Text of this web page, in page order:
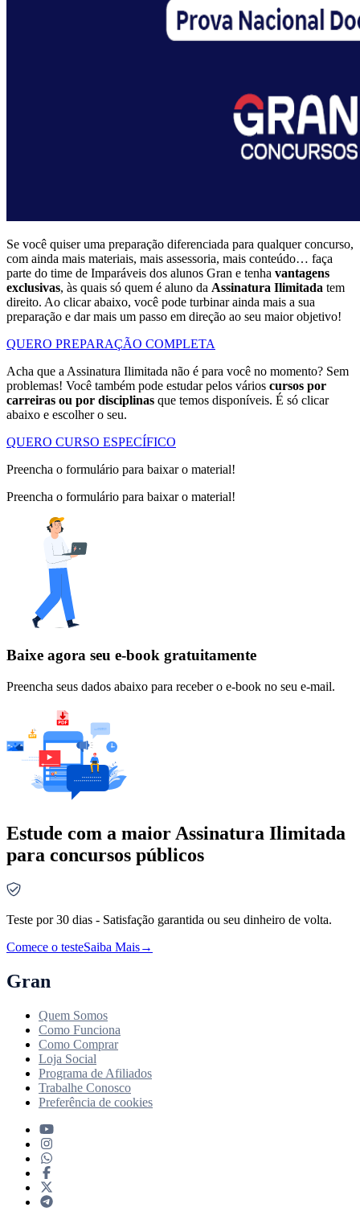
Se você quiser uma preparação diferenciada para qualquer concurso,
com ainda mais materiais, mais assessoria, mais conteúdo… faça
parte do time de Imparáveis dos alunos Gran e tenha vantagens
exclusivas, às quais só quem é aluno da Assinatura Ilimitada tem
direito. Ao clicar abaixo, você pode turbinar ainda mais a sua
preparação e dar mais um passo em direção ao seu maior objetivo!
QUERO PREPARAÇÃO COMPLETA
Acha que a Assinatura Ilimitada não é para você no momento? Sem
problemas! Você também pode estudar pelos vários cursos por
carreiras ou por disciplinas que temos disponíveis. É só clicar
abaixo e escolher o seu.
QUERO CURSO ESPECÍFICO
Preencha o formulário para baixar o material!
Preencha o formulário para baixar o material!
Baixe agora seu e-book gratuitamente
Preencha seus dados abaixo para receber o e-book no seu e-mail.
Estude com a maior Assinatura Ilimitada
para concursos públicos
Teste por 30 dias - Satisfação garantida ou seu dinheiro de volta.
Comece o testeSaiba Mais→
Gran
Quem Somos
Como Funciona
Como Comprar
Loja Social
Programa de Afiliados
Trabalhe Conosco
Preferência de cookies